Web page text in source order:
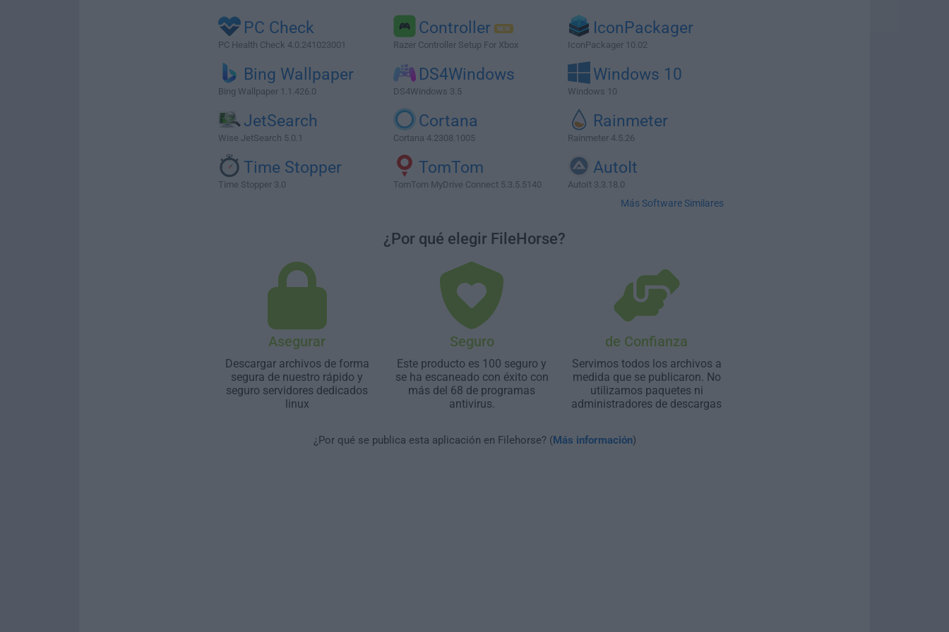
PC Check
PC Health Check 4.0.241023001
Controller
Razer Controller Setup For Xbox
IconPackager
IconPackager 10.02
Bing Wallpaper
Bing Wallpaper 1.1.426.0
DS4Windows
DS4Windows 3.5
Windows 10
Windows 10
JetSearch
Wise JetSearch 5.0.1
Cortana
Cortana 4.2308.1005
Rainmeter
Rainmeter 4.5.26
Time Stopper
Time Stopper 3.0
TomTom
TomTom MyDrive Connect 5.3.5.5140
AutoIt
AutoIt 3.3.18.0
Más Software Similares
¿Por qué elegir FileHorse?
Asegurar
Descargar archivos de forma
segura de nuestro rápido y
seguro servidores dedicados
linux
Seguro
Este producto es 100 seguro y
se ha escaneado con éxito con
más del 68 de programas
antivirus.
de Confianza
Servimos todos los archivos a
medida que se publicaron. No
utilizamos paquetes ni
administradores de descargas
¿Por qué se publica esta aplicación en Filehorse? (Más información)